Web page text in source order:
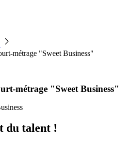
métrage "Sweet Business"
métrage "Sweet Business"
du talent !